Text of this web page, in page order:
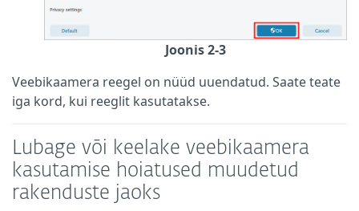
Joonis 2-3
Veebikaamera reegel on nüüd uuendatud. Saate teate
iga kord, kui reeglit kasutatakse.
Lubage või keelake veebikaamera
kasutamise hoiatused muudetud
rakenduste jaoks